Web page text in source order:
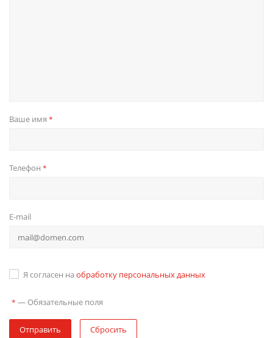
Ваше имя *
Телефон *
E-mail
Я согласен на обработку персональных данных
* — Обязательные поля
Отправить Сбросить